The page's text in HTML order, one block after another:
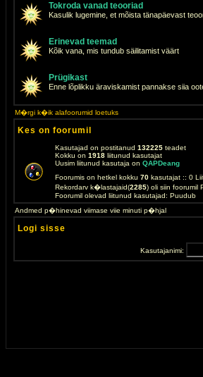
Tokroda vanad teooriad
Kasulik lugemine, et mõista tänapäevast
Erinevad teemad
Kõik vana, mis tundub säilitamist väärt
Prügikast
Enne lõplikku äraviskamist pannakse siia
M�rgi k�ik alafoorumid loetuks
Kes on foorumil
Kasutajad on postitanud 132225 teadet
Kokku on 1918 liitunud kasutajat
Uusim liitunud kasutaja on QAPDeang
Foorumis on hetkel kokku 70 kasutajat :: 0
Rekordarv k�lastajaid(2285) oli siin foorumil
Foorumil olevad liitunud kasutajad: Puudub
Andmed p�hinevad viimase viie minuti p�hjal
Logi sisse
Kasutajanimi: